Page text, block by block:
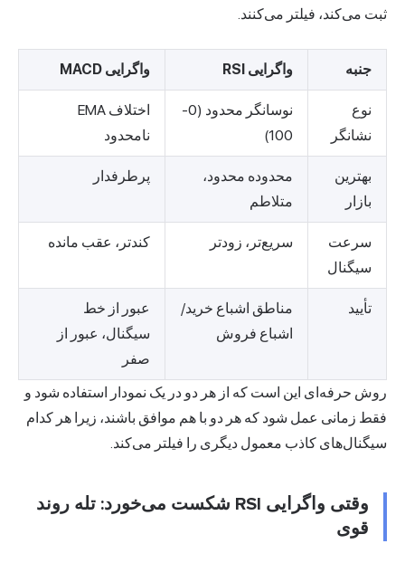
ثبت می‌کند، فیلتر می‌کنند.
جنبه واگرایی RSI واگرایی MACD
نوع
نشانگر
نوسانگر محدود (0-
100)
اختلاف EMA
نامحدود
بهترین
بازار
محدوده محدود،
متلاطم
پرطرفدار
سرعت
سیگنال
سریع‌تر، زودتر کندتر، عقب مانده
تأیید
مناطق اشباع خرید/
اشباع فروش
عبور از خط
سیگنال، عبور از
صفر
روش حرفه‌ای این است که از هر دو در یک نمودار استفاده شود و
فقط زمانی عمل شود که هر دو با هم موافق باشند، زیرا هر کدام
سیگنال‌های کاذب معمول دیگری را فیلتر می‌کند.
وقتی واگرایی RSI شکست می‌خورد: تله روند
قوی